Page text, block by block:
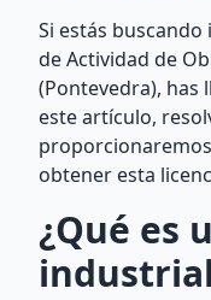
Si estás
de Actividad de
(Pontevedra), has
este artículo,
obtener esta
¿Qué es